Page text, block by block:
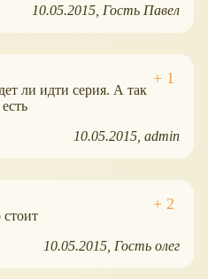
10.05.2015 Гость Павел
ли идти серия. А так
10.05.2015 admin
10.05.2015 Гость олег